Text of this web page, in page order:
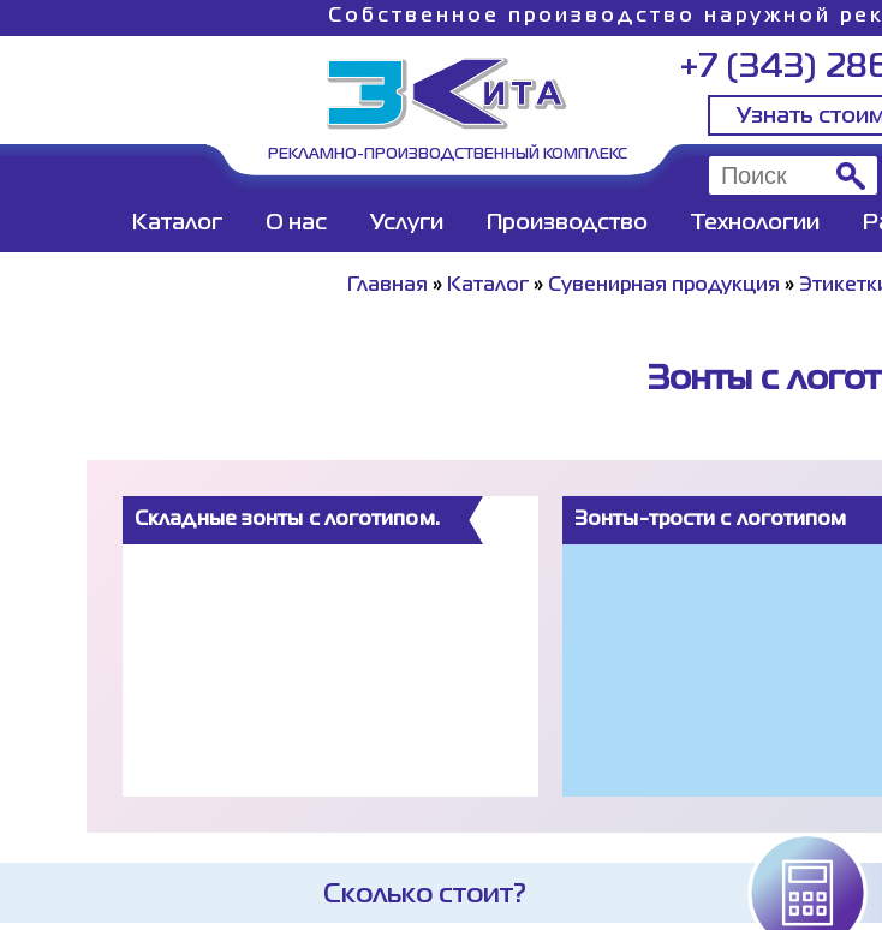
Собственное производство наружной
РЕКЛАМНО-ПРОИЗВОДСТВЕННЫЙ КОМПЛЕКС
+7 (343)
Узнать
Каталог О нас Услуги Производство Технологии
Главная » Каталог » Сувенирная продукция »
Зонты с
Складные зонты с логотипом. Зонты-трости с логотипом
Сколько стоит?